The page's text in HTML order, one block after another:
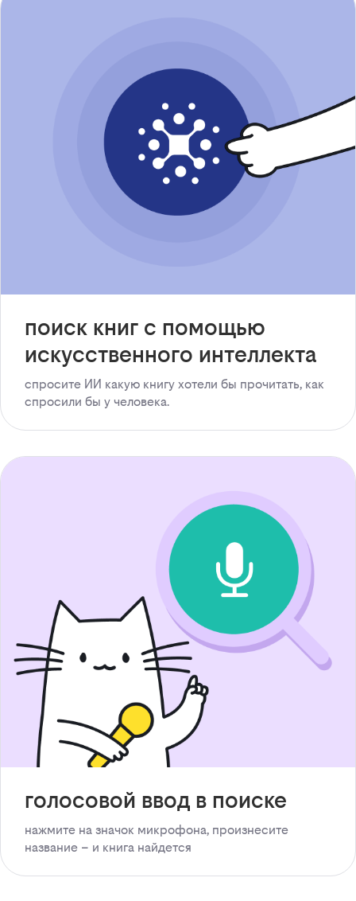
поиск книг с помощью
искусственного интеллекта
спросите ИИ какую книгу хотели бы прочитать, как
спросили бы у человека.
голосовой ввод в поиске
нажмите на значок микрофона, произнесите
название – и книга найдется